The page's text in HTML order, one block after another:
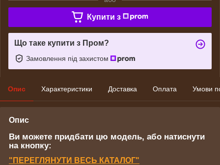
Купити з
Що таке купити з Пром?
Замовлення під захистом
Опис Характеристики Доставка Оплата Умови
Опис
Ви можете придбати цю модель, або натиснути
на кнопку:
" ПЕРЕГЛЯНУТИ ВЕСЬ КАТАЛОГ"